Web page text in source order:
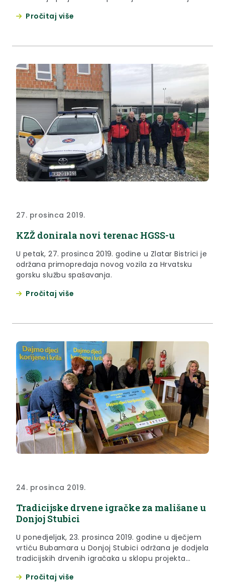
Pročitaj više
27. prosinca 2019.
KZŽ donirala novi terenac HGSS-u
U petak, 27. prosinca 2019. godine u Zlatar Bistrici je
održana primopredaja novog vozila za Hrvatsku
gorsku službu spašavanja.
Pročitaj više
24. prosinca 2019.
Tradicijske drvene igračke za mališane u
Donjoj Stubici
U ponedjeljak, 23. prosinca 2019. godine u dječjem
vrtiću Bubamara u Donjoj Stubici održana je dodjela
tradicijskih drvenih igračaka u sklopu projekta
Etnografski muzej i Radio Kaj.
Pročitaj više